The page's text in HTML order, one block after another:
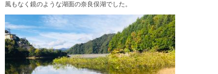
風もなく鏡のような湖面の奈良俣湖でした。